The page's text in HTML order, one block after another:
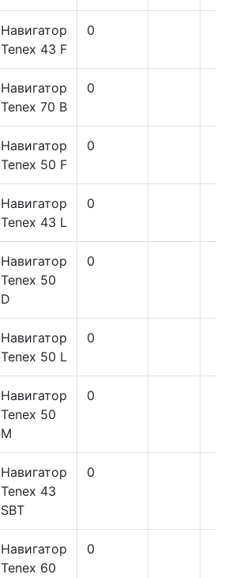
Навигатор
Tenex 43 F
0
Навигатор
Tenex 70 B
0
Навигатор
Tenex 50 F
0
Навигатор
Tenex 43 L
0
Навигатор
Tenex 50
D
0
Навигатор
Tenex 50 L
0
Навигатор
Tenex 50
M
0
Навигатор
Tenex 43
SBT
0
Навигатор
Tenex 60
0